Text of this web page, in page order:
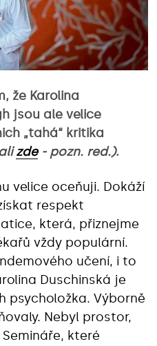
že Karolina
jsou ale velice
„tahá“ kritika
zde- pozn. red.).
velice oceňuji. Dokáží
respekt
která, přiznejme
vždy populární.
učení, i to
Duschinská je
psycholožka. Výborně
Nebyl prostor,
které